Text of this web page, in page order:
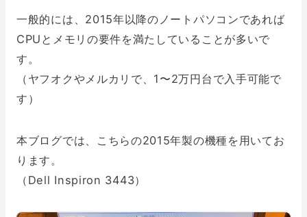
一般的には、2015年以降のノートパソコンであれば
CPUとメモリの要件を満たしていることが多いで
す。
（ヤフオクやメルカリで、1〜2万円台で入手可能で
す）
本ブログでは、こちらの2015年製の機種を用いてお
ります。
（Dell Inspiron 3443）